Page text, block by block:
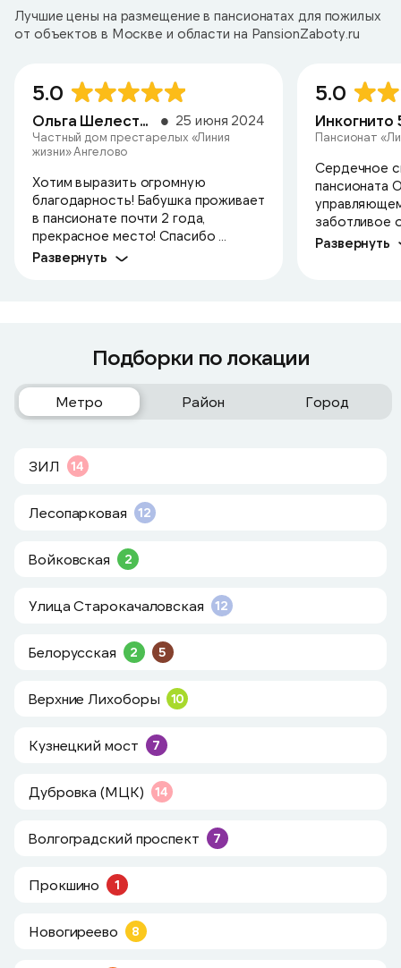
Лучшие цены на размещение в пансионатах для пожилых
от объектов в Москве и области на PansionZaboty.ru
5.0
Ольга Шелестова 25 июня 2024
Частный дом престарелых «Линия
жизни» Ангелово
Хотим выразить огромную
благодарность! Бабушка проживает
в пансионате почти 2 года,
прекрасное место! Спасибо ...
Развернуть
5.0
Пансионат
Сердечное
пансионата
заботливое
Развернуть
Подборки по локации
Метро Район Город
ЗИЛ 14
Лесопарковая 12
Войковская 2
Улица Старокачаловская 12
Белорусская 2 5
Верхние Лихоборы 10
Кузнецкий мост 7
Дубровка (МЦК) 14
Волгоградский проспект 7
Прокшино 1
Новогиреево 8